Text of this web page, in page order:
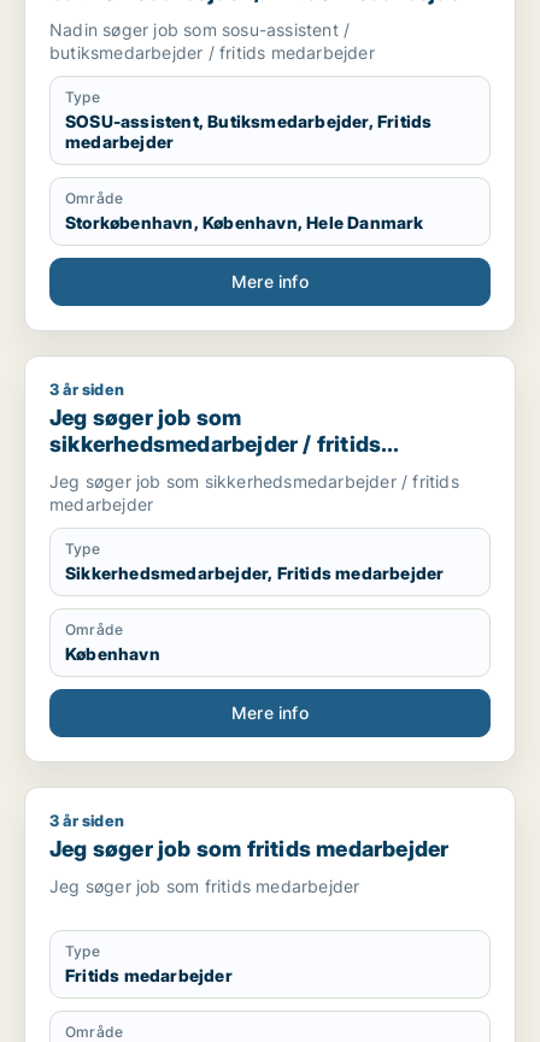
Nadin søger job som sosu-assistent /
butiksmedarbejder / fritids medarbejder
Type
SOSU-assistent, Butiksmedarbejder, Fritids
medarbejder
Område
Storkøbenhavn, København, Hele Danmark
Mere info
Jeg søger job som sikkerhedsmedarbejder / fritids
3 år siden
Jeg søger job som
sikkerhedsmedarbejder / fritids
medarbejder
Jeg søger job som sikkerhedsmedarbejder / fritids
medarbejder
Type
Sikkerhedsmedarbejder, Fritids medarbejder
Område
København
Mere info
Jeg søger job som fritids medarbejder
3 år siden
Jeg søger job som fritids medarbejder
Jeg søger job som fritids medarbejder
Type
Fritids medarbejder
Område